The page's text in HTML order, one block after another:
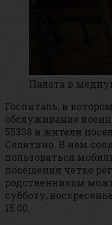
Палата в
Госпиталь, в
обслуживание
55338 и жители
Селятино. В нем
пользоваться
посещения четко
родственникам
субботу,
15.00.